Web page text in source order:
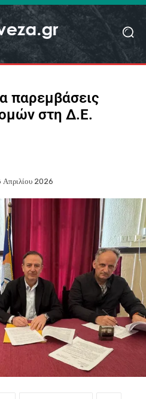
παρεμβάσεις
στη Δ.Ε.
Απριλίου 2026